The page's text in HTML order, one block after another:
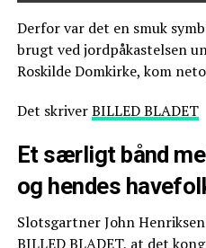
Derfor var det en smuk
brugt ved jordpåkastelsen
Roskilde Domkirke, kom
Det skriverBILLED BLADET
Et særligt bånd
og hendes
Slotsgartner John
BILLED BLADET, at det